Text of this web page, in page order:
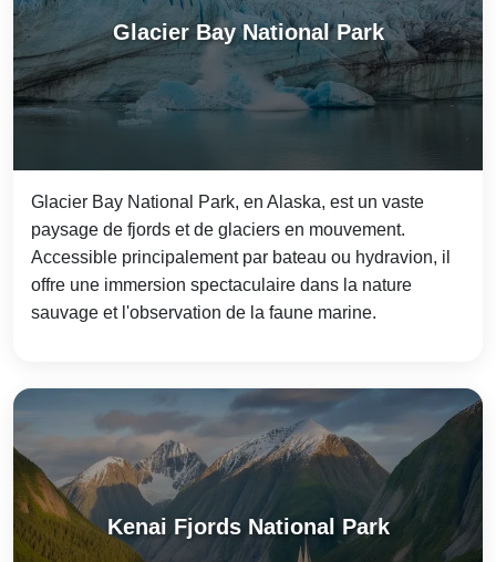
Glacier Bay National Park
Glacier Bay National Park, en Alaska, est un vaste
paysage de fjords et de glaciers en mouvement.
Accessible principalement par bateau ou hydravion, il
offre une immersion spectaculaire dans la nature
sauvage et l'observation de la faune marine.
Kenai Fjords National Park